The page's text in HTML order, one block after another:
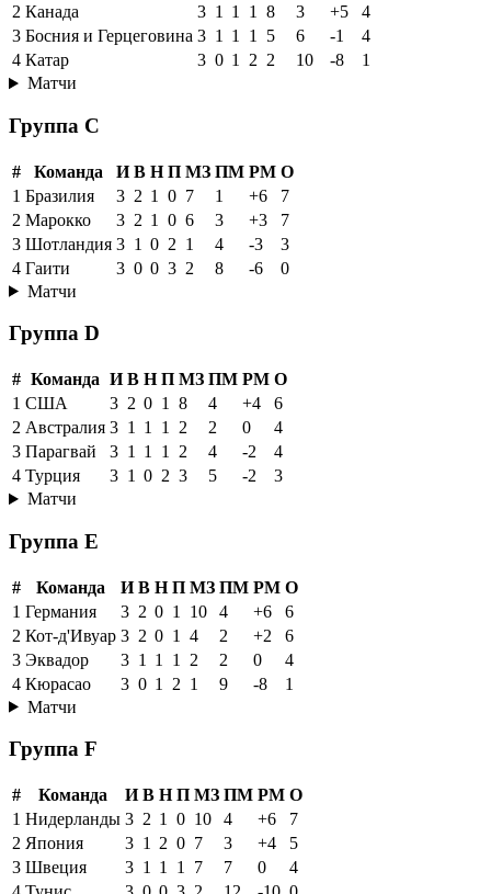
2 Канада 3 1 1 1 8 3 +5
4
3 Босния и Герцеговина 3 1 1 1 5 6 -1
4
4 Катар 3 0 1 2 2 10 -8
1
Матчи
Группа C
# Команда И В Н П МЗ ПМ РМ О
1 Бразилия 3 2 1 0 7 1 +6
7
2 Марокко 3 2 1 0 6 3 +3
7
3 Шотландия 3 1 0 2 1 4 -3
3
4 Гаити 3 0 0 3 2 8 -6
0
Матчи
Группа D
# Команда И В Н П МЗ ПМ РМ О
1 США 3 2 0 1 8 4 +4
6
2 Австралия 3 1 1 1 2 2 0
4
3 Парагвай 3 1 1 1 2 4 -2
4
4 Турция 3 1 0 2 3 5 -2
3
Матчи
Группа E
# Команда И В Н П МЗ ПМ РМ О
1 Германия 3 2 0 1 10 4 +6
6
2 Кот-д'Ивуар 3 2 0 1 4 2 +2
6
3 Эквадор 3 1 1 1 2 2 0
4
4 Кюрасао 3 0 1 2 1 9 -8
1
Матчи
Группа F
# Команда И В Н П МЗ ПМ РМ О
1 Нидерланды 3 2 1 0 10 4 +6
7
2 Япония 3 1 2 0 7 3 +4
5
3 Швеция 3 1 1 1 7 7 0
4